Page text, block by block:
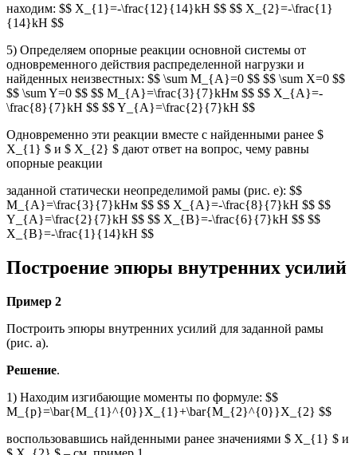
находим: $$ X_{1}=-\frac{12}{14}kH $$ $$ X_{2}=-\frac{1}
{14}kH $$
5) Определяем опорные реакции основной системы от
одновременного действия распределенной нагрузки и
найденных неизвестных: $$ \sum M_{A}=0 $$ $$ \sum X=0 $$
$$ \sum Y=0 $$ $$ M_{A}=\frac{3}{7}kHм $$ $$ X_{A}=-
\frac{8}{7}kH $$ $$ Y_{A}=\frac{2}{7}kH $$
Одновременно эти реакции вместе с найденными ранее $
X_{1} $ и $ X_{2} $ дают ответ на вопрос, чему равны
опорные реакции
заданной статически неопределимой рамы (рис. е): $$
M_{A}=\frac{3}{7}kHм $$ $$ X_{A}=-\frac{8}{7}kH $$ $$
Y_{A}=\frac{2}{7}kH $$ $$ X_{B}=-\frac{6}{7}kH $$ $$
X_{B}=-\frac{1}{14}kH $$
Построение эпюры внутренних усилий
Пример 2
Построить эпюры внутренних усилий для заданной рамы
(рис. а).
Решение.
1) Находим изгибающие моменты по формуле: $$
M_{p}=\bar{M_{1}^{0}}X_{1}+\bar{M_{2}^{0}}X_{2} $$
воспользовавшись найденными ранее значениями $ X_{1} $ и